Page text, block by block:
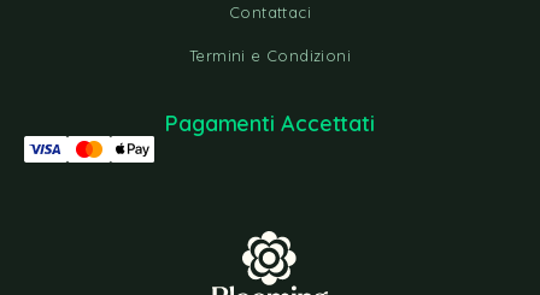
Contattaci
Termini e Condizioni
Pagamenti Accettati